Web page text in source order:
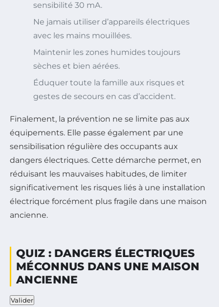
sensibilité 30 mA.
Ne jamais utiliser d’appareils électriques
avec les mains mouillées.
Maintenir les zones humides toujours
sèches et bien aérées.
Éduquer toute la famille aux risques et
gestes de secours en cas d’accident.
Finalement, la prévention ne se limite pas aux
équipements. Elle passe également par une
sensibilisation régulière des occupants aux
dangers électriques. Cette démarche permet, en
réduisant les mauvaises habitudes, de limiter
significativement les risques liés à une installation
électrique forcément plus fragile dans une maison
ancienne.
QUIZ : DANGERS ÉLECTRIQUES
MÉCONNUS DANS UNE MAISON
ANCIENNE
Valider